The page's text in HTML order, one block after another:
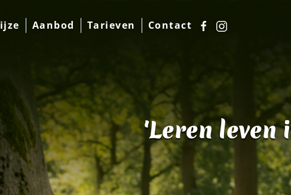
Aanbod Tarieven Contact
'Leren leven